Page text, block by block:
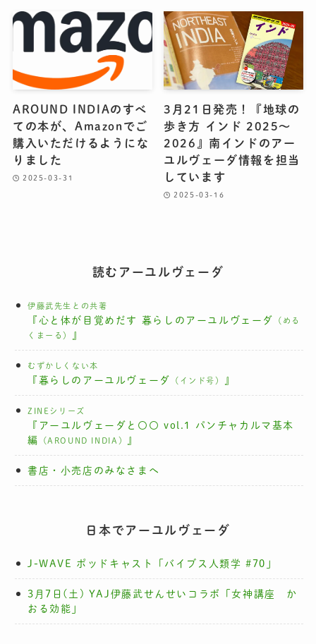
AROUND INDIAのすべ
ての本が、Amazonでご
購入いただけるようにな
りました
2025-03-31
3月21日発売！『地球の
歩き方 インド 2025～
2026』南インドのアー
ユルヴェーダ情報を担当
しています
2025-03-16
読むアーユルヴェーダ
伊藤武先生との共著
『心と体が目覚めだす 暮らしのアーユルヴェーダ
（める
くまーる）
』
むずかしくない本
『暮らしのアーユルヴェーダ （インド号） 』
ZINEシリーズ
『アーユルヴェーダと〇〇 vol.1 パンチャカルマ基本
編
（AROUND INDIA） 』
書店・小売店のみなさまへ
日本でアーユルヴェーダ
J-WAVE ポッドキャスト「バイブス人類学 #70」
3月7日(土) YAJ伊藤武せんせいコラボ「女神講座 か
おる効能」